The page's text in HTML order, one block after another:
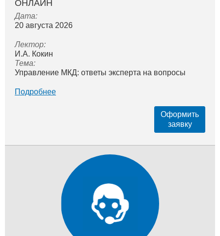
ОНЛАЙН
Дата:
20 августа 2026
Лектор:
И.А. Кокин
Тема:
Управление МКД: ответы эксперта на вопросы
Подробнее
Оформить
заявку